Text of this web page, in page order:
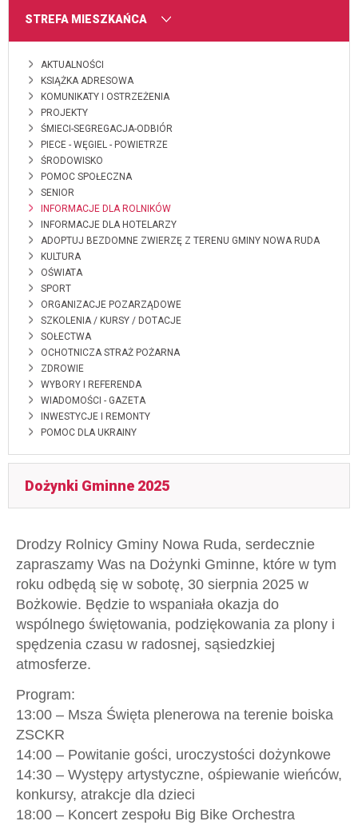
MENU
STREFA MIESZKAŃCA
AKTUALNOŚCI
KSIĄŻKA ADRESOWA
KOMUNIKATY I OSTRZEŻENIA
PROJEKTY
ŚMIECI-SEGREGACJA-ODBIÓR
PIECE - WĘGIEL - POWIETRZE
ŚRODOWISKO
POMOC SPOŁECZNA
SENIOR
INFORMACJE DLA ROLNIKÓW
INFORMACJE DLA HOTELARZY
ADOPTUJ BEZDOMNE ZWIERZĘ Z TERENU GMINY NOWA RUDA
KULTURA
OŚWIATA
SPORT
ORGANIZACJE POZARZĄDOWE
SZKOLENIA / KURSY / DOTACJE
SOŁECTWA
OCHOTNICZA STRAŻ POŻARNA
ZDROWIE
WYBORY I REFERENDA
WIADOMOŚCI - GAZETA
INWESTYCJE I REMONTY
POMOC DLA UKRAINY
Dożynki Gminne 2025
Drodzy Rolnicy Gminy Nowa Ruda, serdecznie
zapraszamy Was na Dożynki Gminne, które w tym
roku odbędą się w sobotę, 30 sierpnia 2025 w
Bożkowie. Będzie to wspaniała okazja do
wspólnego świętowania, podziękowania za plony i
spędzenia czasu w radosnej, sąsiedzkiej
atmosferze.
Program:
13:00 – Msza Święta plenerowa na terenie boiska
ZSCKR
14:00 – Powitanie gości, uroczystości dożynkowe
14:30 – Występy artystyczne, ośpiewanie wieńców,
konkursy, atrakcje dla dzieci
18:00 – Koncert zespołu Big Bike Orchestra